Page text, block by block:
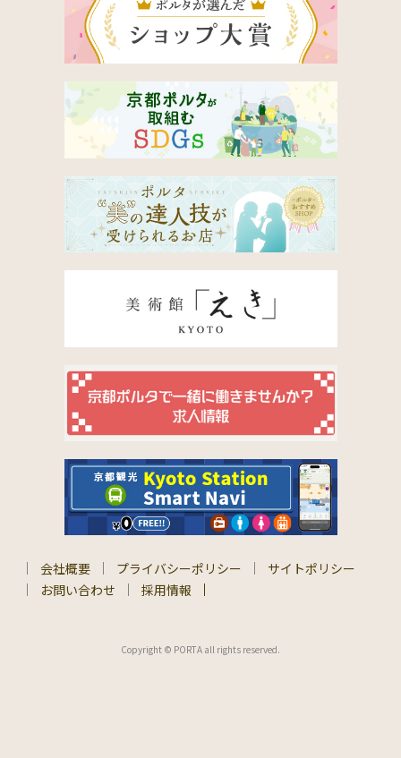
会社概要 プライバシーポリシー
サイトポリシー
お問い合わせ
採用情報
Copyright © PORTA all rights reserved.